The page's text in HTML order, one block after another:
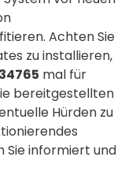
Achten Sie
zu installieren,
mal für
bereitgestellten
Hürden zu
Sie informiert und